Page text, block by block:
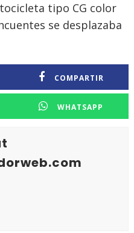
tipo CG color
se desplazaba
COMPARTIR
WHATSAPP